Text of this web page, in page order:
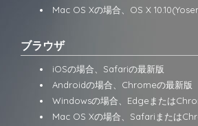
Mac OS Xの場合、OS X
ブラウザ
iOSの場合、Safariの最新版
Androidの場合、Chromeの最新版
Windowsの場合、Edgeまたは
Mac OS Xの場合、Safariまたは